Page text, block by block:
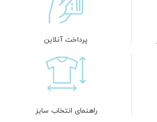
پرداخت آنلاین
راهنمای انتخاب سایز